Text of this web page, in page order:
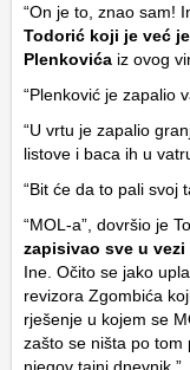
“On je to, znao sam!
Todorić koji je već
Plenkovića iz ovog
“Plenković je zapalio
“U vrtu je zapalio
listove i baca ih u
“Bit će da to pali svoj
“MOL-a”, dovršio je
zapisivao sve u vezi
Ine. Očito se jako
revizora Zgombića
rješenje u kojem se
zašto se ništa po tom